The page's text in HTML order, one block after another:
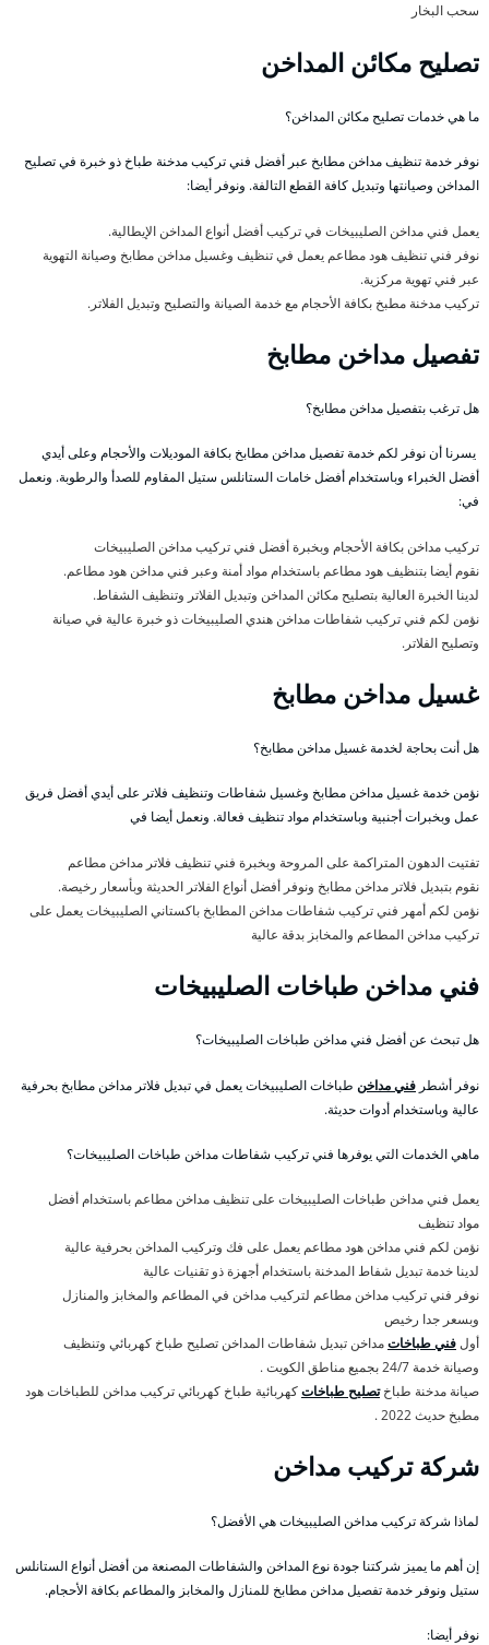
سحب البخار
تصليح مكائن المداخن
ما هي خدمات تصليح مكائن المداخن؟
نوفر خدمة تنظيف مداخن مطابخ عبر أفضل فني تركيب مدخنة طباخ ذو خبرة في تصليح
المداخن وصيانتها وتبديل كافة القطع التالفة. ونوفر أيضا:
يعمل فني مداخن الصليبيخات في تركيب أفضل أنواع المداخن الإيطالية.
نوفر فني تنظيف هود مطاعم يعمل في تنظيف وغسيل مداخن مطابخ وصيانة التهوية
عبر فني تهوية مركزية.
تركيب مدخنة مطبخ بكافة الأحجام مع خدمة الصيانة والتصليح وتبديل الفلاتر.
تفصيل مداخن مطابخ
هل ترغب بتفصيل مداخن مطابخ؟
يسرنا أن نوفر لكم خدمة تفصيل مداخن مطابخ بكافة الموديلات والأحجام وعلى أيدي
أفضل الخبراء وباستخدام أفضل خامات الستانلس ستيل المقاوم للصدأ والرطوبة. ونعمل
في:
تركيب مداخن بكافة الأحجام وبخبرة أفضل فني تركيب مداخن الصليبيخات
نقوم أيضا بتنظيف هود مطاعم باستخدام مواد أمنة وعبر فني مداخن هود مطاعم.
لدينا الخبرة العالية بتصليح مكائن المداخن وتبديل الفلاتر وتنظيف الشفاط.
نؤمن لكم فني تركيب شفاطات مداخن هندي الصليبيخات ذو خبرة عالية في صيانة
وتصليح الفلاتر.
غسيل مداخن مطابخ
هل أنت بحاجة لخدمة غسيل مداخن مطابخ؟
نؤمن خدمة غسيل مداخن مطابخ وغسيل شفاطات وتنظيف فلاتر على أيدي أفضل فريق
عمل وبخبرات أجنبية وباستخدام مواد تنظيف فعالة. ونعمل أيضا في
تفتيت الدهون المتراكمة على المروحة وبخبرة فني تنظيف فلاتر مداخن مطاعم
نقوم بتبديل فلاتر مداخن مطابخ ونوفر أفضل أنواع الفلاتر الحديثة وبأسعار رخيصة.
نؤمن لكم أمهر فني تركيب شفاطات مداخن المطابخ باكستاني الصليبيخات يعمل على
تركيب مداخن المطاعم والمخابز بدقة عالية
فني مداخن طباخات الصليبيخات
هل تبحث عن أفضل فني مداخن طباخات الصليبيخات؟
نوفر أشطر فني مداخن طباخات الصليبيخات يعمل في تبديل فلاتر مداخن مطابخ بحرفية
عالية وباستخدام أدوات حديثة.
ماهي الخدمات التي يوفرها فني تركيب شفاطات مداخن طباخات الصليبيخات؟
يعمل فني مداخن طباخات الصليبيخات على تنظيف مداخن مطاعم باستخدام أفضل
مواد تنظيف
نؤمن لكم فني مداخن هود مطاعم يعمل على فك وتركيب المداخن بحرفية عالية
لدينا خدمة تبديل شفاط المدخنة باستخدام أجهزة ذو تقنيات عالية
نوفر فني تركيب مداخن مطاعم لتركيب مداخن في المطاعم والمخابز والمنازل
وبسعر جدا رخيص
أولفني طباخاتمداخن تبديل شفاطات المداخن تصليح طباخ كهربائي وتنظيف
وصيانة خدمة 24/7 بجميع مناطق الكويت .
صيانة مدخنة طباختصليح طباخاتكهربائية طباخ كهربائي تركيب مداخن للطباخات هود
مطبخ حديث 2022 .
شركة تركيب مداخن
لماذا شركة تركيب مداخن الصليبيخات هي الأفضل؟
إن أهم ما يميز شركتنا جودة نوع المداخن والشفاطات المصنعة من أفضل أنواع الستانلس
ستيل ونوفر خدمة تفصيل مداخن مطابخ للمنازل والمخابز والمطاعم بكافة الأحجام.
نوفر أيضا: